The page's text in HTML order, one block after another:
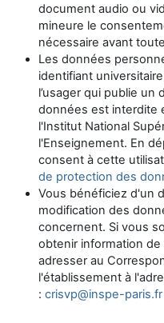
document audio ou
mineure le
nécessaire avant
Les données
identifiant
l’usager qui publie un
données est interdite
l'Institut National
l'Enseignement. En
consent à cette
de protection des
Vous bénéficiez d'un
modification des
concernent. Si vous
obtenir information
adresser au
l'établissement à
: crisvp@inspe-paris.fr